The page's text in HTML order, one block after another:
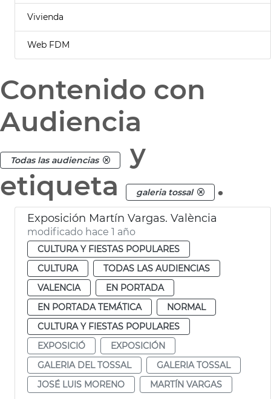
Vivienda
Web FDM
Contenido con
Audiencia
Todas las audiencias
y
etiqueta
galeria tossal .
Exposición Martín Vargas. València
modificado hace 1 año
CULTURA Y FIESTAS POPULARES
CULTURA
TODAS LAS AUDIENCIAS
VALENCIA
EN PORTADA
EN PORTADA TEMÁTICA
NORMAL
CULTURA Y FIESTAS POPULARES
EXPOSICIÓ
EXPOSICIÓN
GALERIA DEL TOSSAL
GALERIA TOSSAL
JOSÉ LUIS MORENO
MARTÍN VARGAS